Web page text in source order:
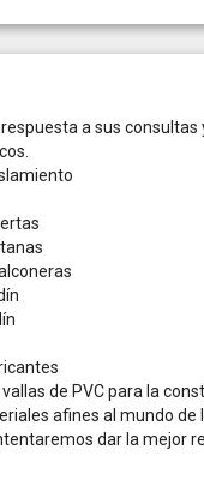
a sus
de PVC para la
afines al mundo de
dar la mejor